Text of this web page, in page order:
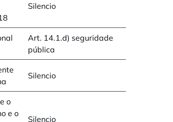
Silencio
Art. 14.1.d) seguridade
pública
Silencio
o
e o
Silencio